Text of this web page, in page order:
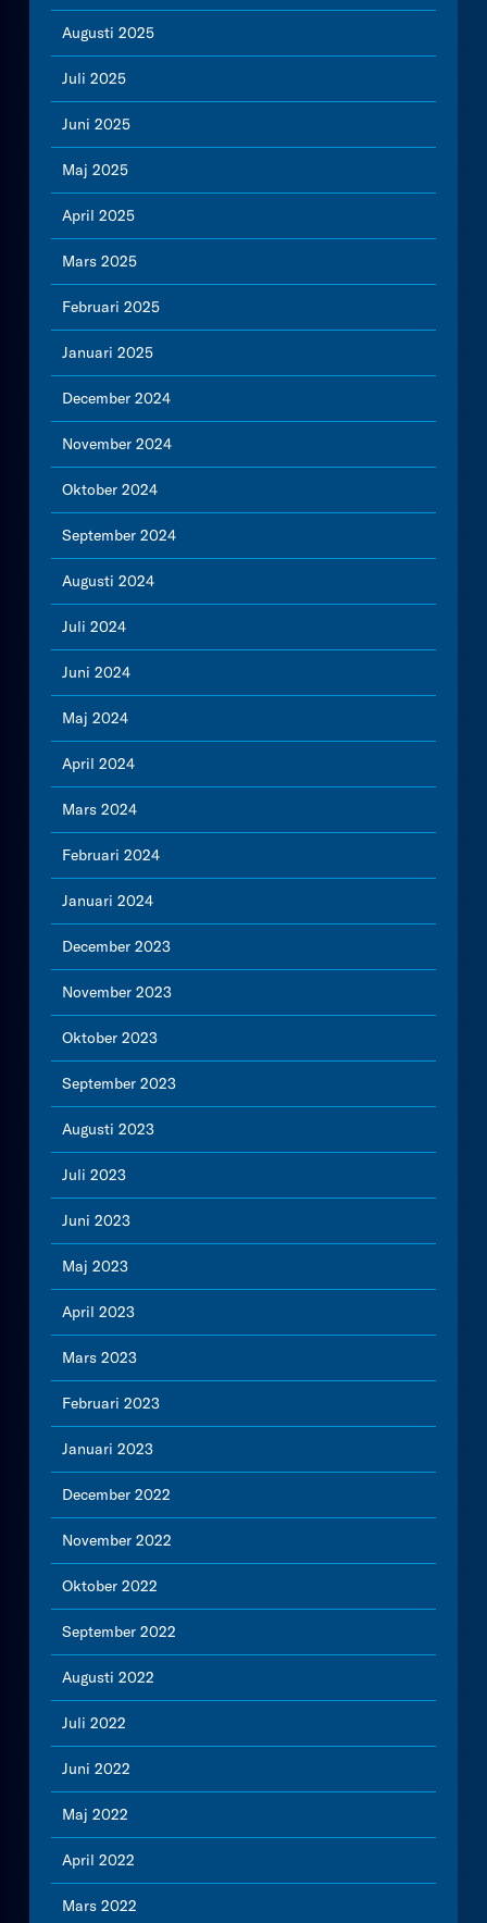
Augusti 2025
Juli 2025
Juni 2025
Maj 2025
April 2025
Mars 2025
Februari 2025
Januari 2025
December 2024
November 2024
Oktober 2024
September 2024
Augusti 2024
Juli 2024
Juni 2024
Maj 2024
April 2024
Mars 2024
Februari 2024
Januari 2024
December 2023
November 2023
Oktober 2023
September 2023
Augusti 2023
Juli 2023
Juni 2023
Maj 2023
April 2023
Mars 2023
Februari 2023
Januari 2023
December 2022
November 2022
Oktober 2022
September 2022
Augusti 2022
Juli 2022
Juni 2022
Maj 2022
April 2022
Mars 2022